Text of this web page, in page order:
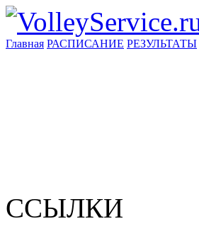
Главная РАСПИСАНИЕ РЕЗУЛЬТАТЫ
ССЫЛКИ